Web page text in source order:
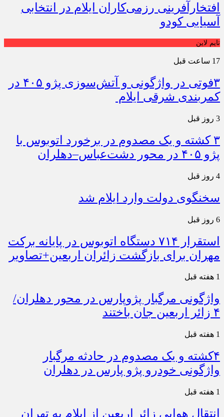
افتخارآفرینی رزمی‌کاران ایلام در انتخابی
آسیایی کودو
تایم لاین
17 ساعت قبل
۳فوتی در واژگونی و آتش‌سوزی پژو ۴۰۵ در
کمربندی شرقی ایلام
3 روز قبل
۳ کشته و یک مصدوم در برخورد اتوبوس با
پژو ۴۰۵ در محور دشت‌عباس–دهلران
4 روز قبل
سخنگوی دولت وارد ایلام شد
6 روز قبل
استقرار ۷۱۴ دستگاه اتوبوس در پایانه برکت
مهران برای بازگشت زائران اربعین+تصاویر
1 هفته قبل
واژگونی مرگبار پژوپارس در محور دهلران/
۴ زائر اربعین جان باختند
1 هفته قبل
۴کشته و یک مصدوم در حادثه مرگبار
واژگونی خودرو پژو پارس در دهلران
1 هفته قبل
انتقال هوایی زائر اربعین از ایلام به تهران